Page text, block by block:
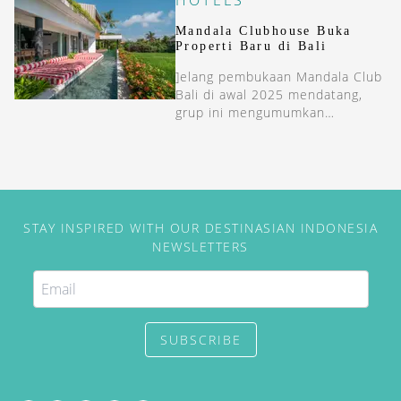
Singapura.
Mandala Clubhouse Buka
Properti Baru di Bali
]elang pembukaan Mandala Club
Bali di awal 2025 mendatang,
grup ini mengumumkan
STAY INSPIRED WITH OUR DESTINASIAN INDONESIA
NEWSLETTERS
SUBSCRIBE